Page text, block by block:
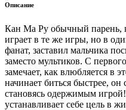
Описание
Кан Ма Ру обычный парень,
играет в те же игры, но в
фанат, заставил мальчика
заместо мультиков. С
замечает, как влюбляется в
начинает биться быстрее,
становясь одержимым
устанавливает себе цель в